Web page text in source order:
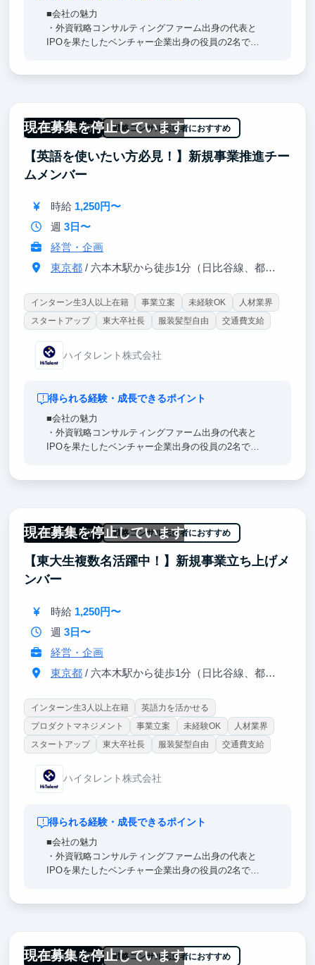
■会社の魅力
・外資戦略コンサルティングファーム出身の代表と
IPOを果たしたベンチャー企業出身の役員の2名で創
です
・戦略コンサルティングファームや外資系投資銀行を
経験したフリーランスの方との接点が多く、業界への
深い理解を得ることができます
・地道な業務や泥臭い業務は多いものの、大きな裁量
現在募集を停止しています
一部リモート可 戦略コンサル志望者におすすめ
【英語を使いたい方必見！】新規事業推進チー
ムメンバー
時給 1,250円〜
週 3日〜
経営・企画
東京都/ 六本木駅から徒歩1分（日比谷線、都営大江戸線）
インターン生3人以上在籍 事業立案 未経験OK
人材業界
スタートアップ
東大卒社長 服装髪型自由 交通費支給
ハイタレント株式会社
得られる経験・成長できるポイント
■会社の魅力
・外資戦略コンサルティングファーム出身の代表と
IPOを果たしたベンチャー企業出身の役員の2名で創
です
・戦略コンサルティングファームや外資系投資銀行を
経験したフリーランスの方との接点が多く、業界への
深い理解を得ることができます
現在募集を停止しています
一部リモート可 戦略コンサル志望者におすすめ
【東大生複数名活躍中！】新規事業立ち上げメ
ンバー
時給 1,250円〜
週 3日〜
経営・企画
東京都/ 六本木駅から徒歩1分（日比谷線、都営大江戸線）
インターン生3人以上在籍
英語力を活かせる
プロダクトマネジメント
事業立案 未経験OK
人材業界
スタートアップ
東大卒社長 服装髪型自由 交通費支給
ハイタレント株式会社
得られる経験・成長できるポイント
■会社の魅力
・外資戦略コンサルティングファーム出身の代表と
IPOを果たしたベンチャー企業出身の役員の2名で創
です
現在募集を停止しています
一部リモート可 戦略コンサル志望者におすすめ